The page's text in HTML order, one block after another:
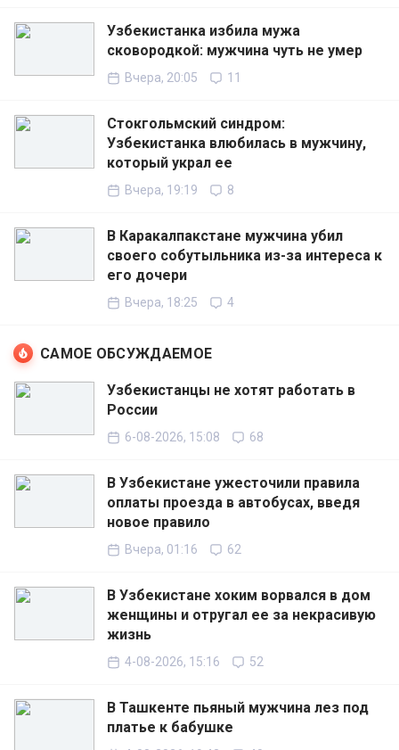
Узбекистанка избила мужа
сковородкой: мужчина чуть не умер
Вчера, 20:05 11
Стокгольмский синдром:
Узбекистанка влюбилась в мужчину,
который украл ее
Вчера, 19:19 8
В Каракалпакстане мужчина убил
своего собутыльника из-за интереса к
его дочери
Вчера, 18:25 4
САМОЕ ОБСУЖДАЕМОЕ
Узбекистанцы не хотят работать в
России
6-08-2026, 15:08 68
В Узбекистане ужесточили правила
оплаты проезда в автобусах, введя
новое правило
Вчера, 01:16 62
В Узбекистане хоким ворвался в дом
женщины и отругал ее за некрасивую
жизнь
4-08-2026, 15:16 52
В Ташкенте пьяный мужчина лез под
платье к бабушке